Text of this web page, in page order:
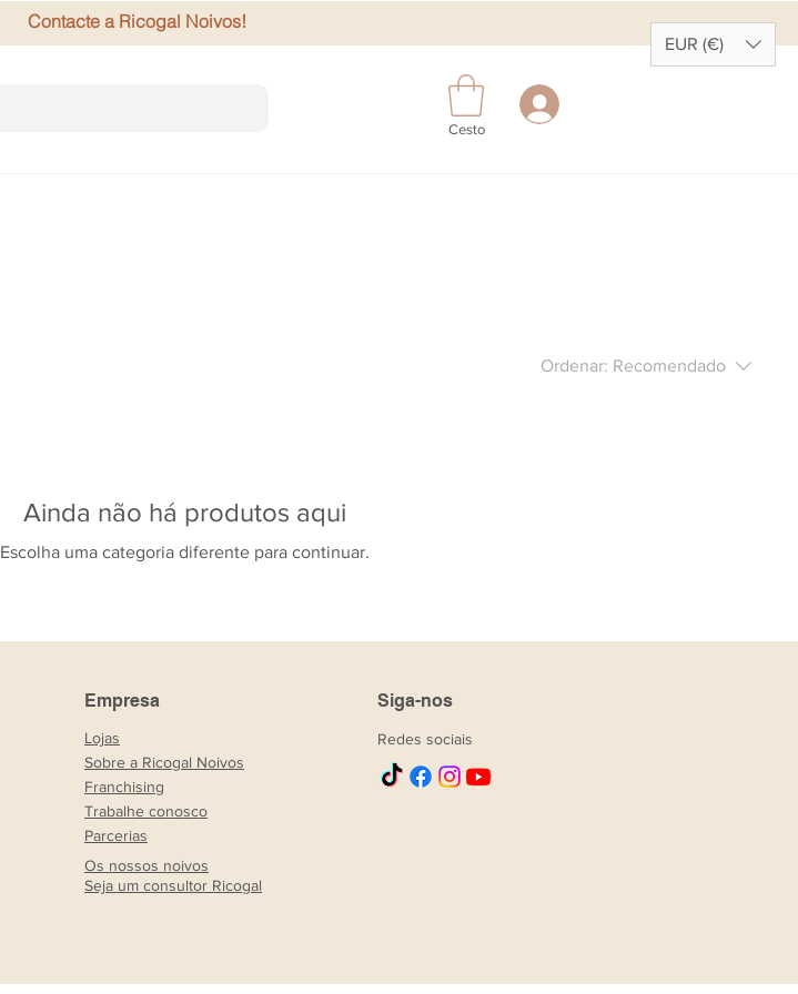
EUR (€)
Contacte a Ricogal Noivos!
Cesto
Ordenar: Recomendado
Ainda não há produtos aqui
Escolha uma categoria diferente para continuar.
Empresa
Lojas
Sobre a Ricogal Noivos
Franchising
Trabalhe conosco
Parcerias
Seja um consultor Ricogal
Siga-nos
Redes sociais
Os nossos noivos